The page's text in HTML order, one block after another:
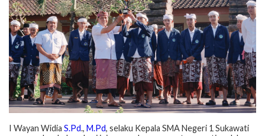
I Wayan Widia S.Pd., M.Pd, selaku Kepala SMA Negeri 1 Sukawati